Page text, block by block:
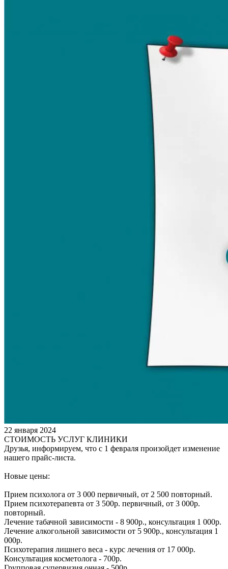
22 января 2024
СТОИМОСТЬ УСЛУГ КЛИНИКИ
Друзья, информируем, что с 1 февраля произойдет изменение
нашего прайс-листа.
Новые цены:
Прием психолога от 3 000 первичный, от 2 500 повторный.
Прием психотерапевта от 3 500р. первичный, от 3 000р.
повторный.
Лечение табачной зависимости - 8 900р., консультация 1 000р.
Лечение алкогольной зависимости от 5 900р., консультация 1
000р.
Психотерапия лишнего веса - курс лечения от 17 000р.
Консультация косметолога - 700р.